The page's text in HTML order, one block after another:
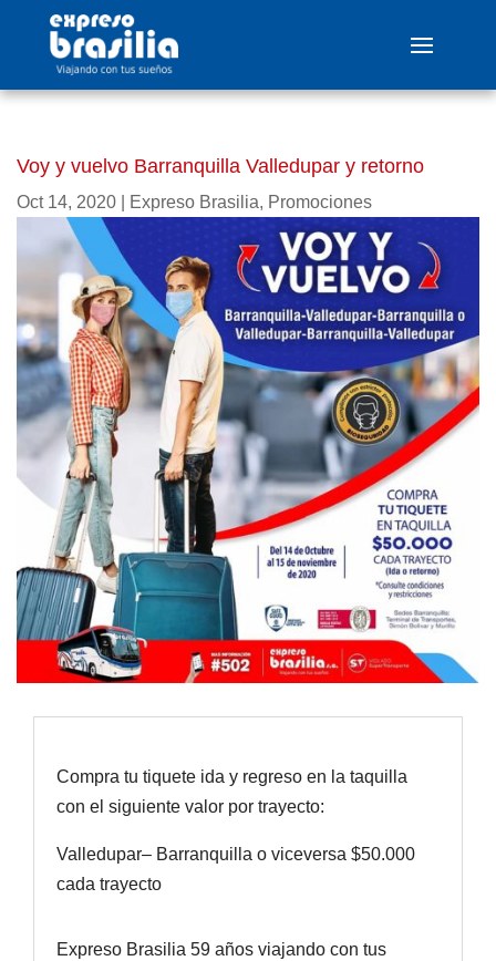
Voy y vuelvo Barranquilla Valledupar y retorno
Oct 14, 2020 Expreso Brasilia, Promociones
Compra tu tiquete ida y regreso en la taquilla
con el siguiente valor por trayecto:
Valledupar– Barranquilla o viceversa $50.000
cada trayecto
Expreso Brasilia 59 años viajando con tus